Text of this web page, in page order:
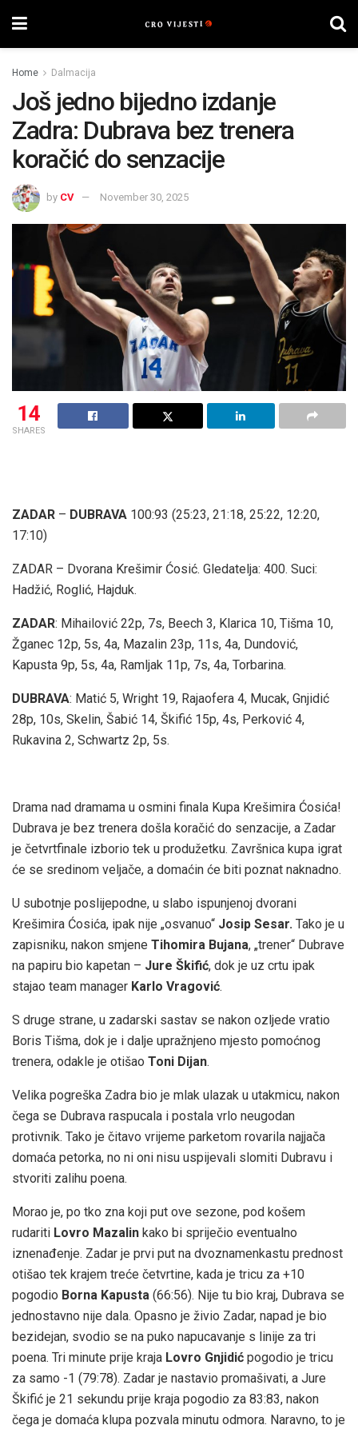
Home Dalmacija
Još jedno bijedno izdanje
Zadra: Dubrava bez trenera
koračić do senzacije
by CV November 30, 2025
14
SHARES
ZADAR – DUBRAVA 100:93 (25:23, 21:18, 25:22, 12:20,
17:10)
ZADAR – Dvorana Krešimir Ćosić. Gledatelja: 400. Suci:
Hadžić, Roglić, Hajduk.
ZADAR: Mihailović 22p, 7s, Beech 3, Klarica 10, Tišma 10,
Žganec 12p, 5s, 4a, Mazalin 23p, 11s, 4a, Dundović,
Kapusta 9p, 5s, 4a, Ramljak 11p, 7s, 4a, Torbarina.
DUBRAVA: Matić 5, Wright 19, Rajaofera 4, Mucak, Gnjidić
28p, 10s, Skelin, Šabić 14, Škifić 15p, 4s, Perković 4,
Rukavina 2, Schwartz 2p, 5s.
Drama nad dramama u osmini finala Kupa Krešimira Ćosića!
Dubrava je bez trenera došla koračić do senzacije, a Zadar
je četvrtfinale izborio tek u produžetku. Završnica kupa igrat
će se sredinom veljače, a domaćin će biti poznat naknadno.
U subotnje poslijepodne, u slabo ispunjenoj dvorani
Krešimira Ćosića, ipak nije „osvanuo“ Josip Sesar. Tako je u
zapisniku, nakon smjene Tihomira Bujana, „trener“ Dubrave
na papiru bio kapetan – Jure Škifić, dok je uz crtu ipak
stajao team manager Karlo Vragović.
S druge strane, u zadarski sastav se nakon ozljede vratio
Boris Tišma, dok je i dalje upražnjeno mjesto pomoćnog
trenera, odakle je otišao Toni Dijan.
Velika pogreška Zadra bio je mlak ulazak u utakmicu, nakon
čega se Dubrava raspucala i postala vrlo neugodan
protivnik. Tako je čitavo vrijeme parketom rovarila najjača
domaća petorka, no ni oni nisu uspijevali slomiti Dubravu i
stvoriti zalihu poena.
Morao je, po tko zna koji put ove sezone, pod košem
rudariti Lovro Mazalin kako bi spriječio eventualno
iznenađenje. Zadar je prvi put na dvoznamenkastu prednost
otišao tek krajem treće četvrtine, kada je tricu za +10
pogodio Borna Kapusta (66:56). Nije tu bio kraj, Dubrava se
jednostavno nije dala. Opasno je živio Zadar, napad je bio
bezidejan, svodio se na puko napucavanje s linije za tri
poena. Tri minute prije kraja Lovro Gnjidić pogodio je tricu
za samo -1 (79:78). Zadar je nastavio promašivati, a Jure
Škifić je 21 sekundu prije kraja pogodio za 83:83, nakon
čega je domaća klupa pozvala minutu odmora. Naravno, to je